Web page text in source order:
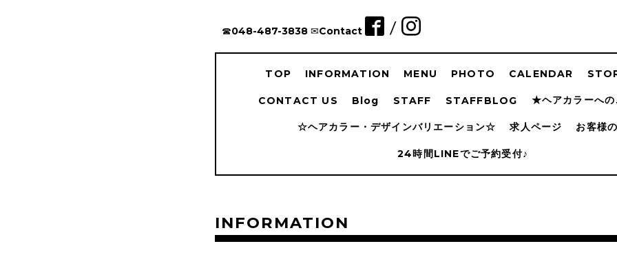
☎︎048-487-3838 ✉︎Contact /
TOP INFORMATION MENU PHOTO CALENDAR
CONTACT US Blog STAFF STAFFBLOG ★ヘアカラーへ
☆ヘアカラー・デザインバリエーション☆ 求人ページ お客様
24時間LINEでご予約受付♪
INFORMATION